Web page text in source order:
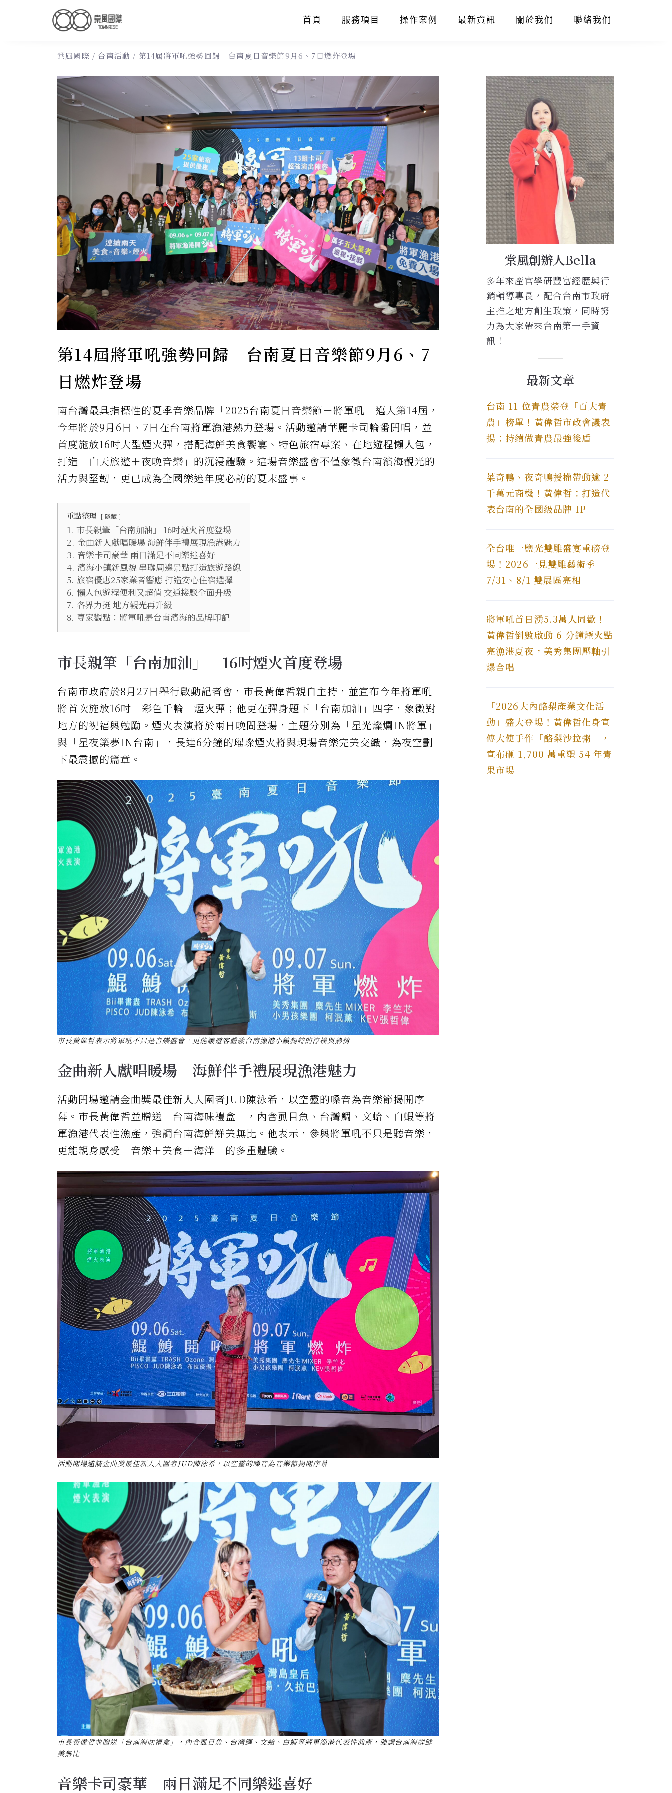
首頁 服務項目 操作案例 最新資訊 關於我們 聯絡我們
棠風國際 / 台南活動 / 第14屆將軍吼強勢回歸 台南夏日音樂節9月6、7日燃炸登場
第14屆將軍吼強勢回歸 台南夏日音樂節9月6、7
日燃炸登場
南台灣最具指標性的夏季音樂品牌「2025台南夏日音樂節－將軍吼」邁入第14屆，
今年將於9月6日、7日在台南將軍漁港熱力登場。活動邀請華麗卡司輪番開唱，並
首度施放16吋大型煙火彈，搭配海鮮美食饗宴、特色旅宿專案、在地遊程懶人包，
打造「白天旅遊＋夜晚音樂」的沉浸體驗。這場音樂盛會不僅象徵台南濱海觀光的
活力與堅韌，更已成為全國樂迷年度必訪的夏末盛事。
重點整理 隱藏
1. 市長親筆「台南加油」 16吋煙火首度登場
2. 金曲新人獻唱暖場 海鮮伴手禮展現漁港魅力
3. 音樂卡司豪華 兩日滿足不同樂迷喜好
4. 濱海小鎮新風貌 串聯周邊景點打造旅遊路線
5. 旅宿優惠25家業者響應 打造安心住宿選擇
6. 懶人包遊程便利又超值 交通接駁全面升級
7. 各界力挺 地方觀光再升級
8. 專家觀點：將軍吼是台南濱海的品牌印記
市長親筆「台南加油」 16吋煙火首度登場
台南市政府於8月27日舉行啟動記者會，市長黃偉哲親自主持，並宣布今年將軍吼
將首次施放16吋「彩色千輪」煙火彈；他更在彈身題下「台南加油」四字，象徵對
地方的祝福與勉勵。煙火表演將於兩日晚間登場，主題分別為「星光燦爛IN將軍」
與「星夜築夢IN台南」，長達6分鐘的璀璨煙火將與現場音樂完美交織，為夜空劃
下最震撼的篇章。
市長黃偉哲表示將軍吼不只是音樂盛會，更能讓遊客體驗台南漁港小鎮獨特的淳樸與熱情
金曲新人獻唱暖場 海鮮伴手禮展現漁港魅力
活動開場邀請金曲獎最佳新人入圍者JUD陳泳希，以空靈的嗓音為音樂節揭開序
幕。市長黃偉哲並贈送「台南海味禮盒」，內含虱目魚、台灣鯛、文蛤、白蝦等將
軍漁港代表性漁產，強調台南海鮮鮮美無比。他表示，參與將軍吼不只是聽音樂，
更能親身感受「音樂＋美食＋海洋」的多重體驗。
活動開場邀請金曲獎最佳新人入圍者JUD陳泳希，以空靈的嗓音為音樂節揭開序幕
市長黃偉哲並贈送「台南海味禮盒」，內含虱目魚、台灣鯛、文蛤、白蝦等將軍漁港代表性漁產，強調台南海鮮鮮
美無比
音樂卡司豪華 兩日滿足不同樂迷喜好
棠風創辦人Bella
多年來產官學研豐富經歷與行
銷輔導專長，配合台南市政府
主推之地方創生政策，同時努
力為大家帶來台南第一手資
訊！
最新文章
台南 11 位青農榮登「百大青
農」榜單！黃偉哲市政會議表
揚：持續做青農最強後盾
菜奇鴨、夜奇鴨授權帶動逾 2
千萬元商機！黃偉哲：打造代
表台南的全國級品牌 IP
全台唯一鹽光雙雕盛宴重磅登
場！2026一見雙雕藝術季
7/31、8/1 雙展區亮相
將軍吼首日湧5.3萬人同歡！
黃偉哲倒數啟動 6 分鐘煙火點
亮漁港夏夜，美秀集團壓軸引
爆合唱
「2026大內酪梨產業文化活
動」盛大登場！黃偉哲化身宣
傳大使手作「酪梨沙拉粥」，
宣布砸 1,700 萬重塑 54 年青
果市場